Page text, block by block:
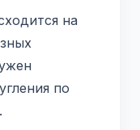
на
по